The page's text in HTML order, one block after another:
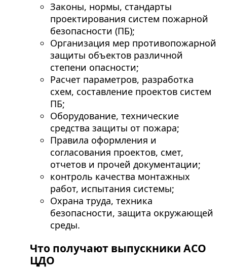
Законы, нормы, стандарты
проектирования систем пожарной
безопасности (ПБ);
Организация мер противопожарной
защиты объектов различной
степени опасности;
Расчет параметров, разработка
схем, составление проектов систем
ПБ;
Оборудование, технические
средства защиты от пожара;
Правила оформления и
согласования проектов, смет,
отчетов и прочей документации;
контроль качества монтажных
работ, испытания системы;
Охрана труда, техника
безопасности, защита окружающей
среды.
Что получают выпускники АСО
ЦДО